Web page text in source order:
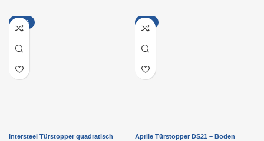
-13%
Intersteel Türstopper quadratisch
-9%
Aprile Türstopper DS21 – Boden